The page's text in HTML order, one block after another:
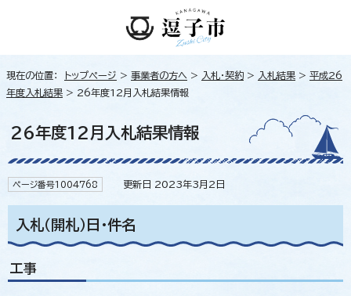
現在の位置： トップページ > 事業者の方へ > 入札・契約 > 入札結果 > 平成26
年度入札結果 > 26年度12月入札結果情報
26年度12月入札結果情報
ページ番号1004768 更新日 2023年3月2日
入札（開札）日・件名
工事